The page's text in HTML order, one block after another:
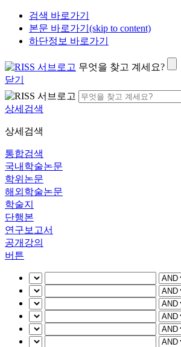
검색 바로가기
본문 바로가기(skip to content)
하단정보 바로가기
무엇을 찾고 계세요?
닫기
상세검색
상세검색
통합검색
국내학술논문
학위논문
해외학술논문
학술지
단행본
연구보고서
공개강의
버튼